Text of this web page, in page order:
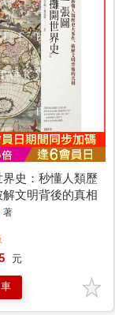
史：秒懂人類歷
解文明背後的真相
著
元